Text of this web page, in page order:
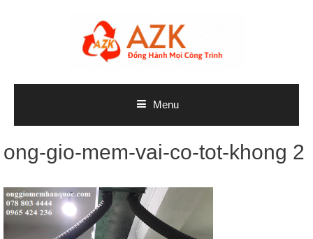
Menu
ong-gio-mem-vai-co-tot-khong 2